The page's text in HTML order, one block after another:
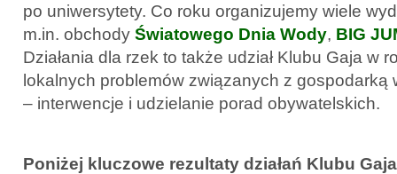
po uniwersytety. Co roku organizujemy wiele
m.in. obchody Światowego Dnia Wody, BIG
Działania dla rzek to także udział Klubu Gaja w
lokalnych problemów związanych z gospodarką
– interwencje i udzielanie porad obywatelskich.
Poniżej kluczowe rezultaty działań Klubu